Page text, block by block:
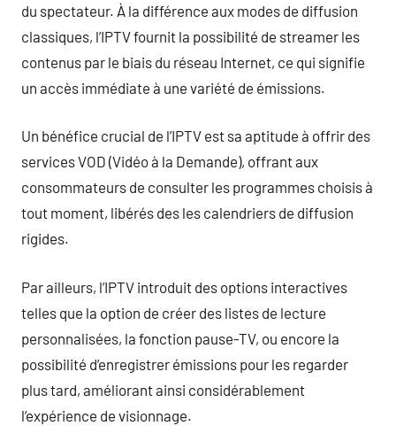
du spectateur. À la différence aux modes de diffusion
classiques, l’IPTV fournit la possibilité de streamer les
contenus par le biais du réseau Internet, ce qui signifie
un accès immédiate à une variété de émissions.
Un bénéfice crucial de l’IPTV est sa aptitude à offrir des
services VOD (Vidéo à la Demande), offrant aux
consommateurs de consulter les programmes choisis à
tout moment, libérés des les calendriers de diffusion
rigides.
Par ailleurs, l’IPTV introduit des options interactives
telles que la option de créer des listes de lecture
personnalisées, la fonction pause-TV, ou encore la
possibilité d’enregistrer émissions pour les regarder
plus tard, améliorant ainsi considérablement
l’expérience de visionnage.